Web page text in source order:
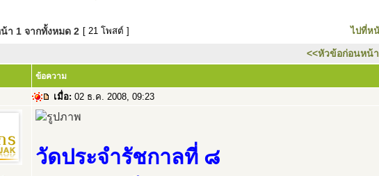
า 1 จากทั้งหมด 2 [ 21 โพสต์ ] ไปที่ห
<<หัวข้อก่อนหน้า
ข้อความ
เมื่อ: 02 ธ.ค. 2008, 09:23
วัดประจำรัชกาลที่ ๘